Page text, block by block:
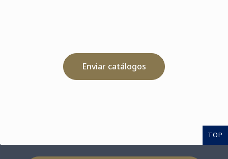
Enviar catálogos
TOP